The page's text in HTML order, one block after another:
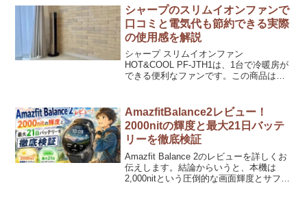
して冷却性能がどれほどのものか気にな
っている方も多いはず...
シャープのスリムイオンファンで
口コミと電気代も節約できる実際
の使用感を解説
シャープ スリムイオンファン
HOT&COOL PF-JTH1は、1台で冷暖房が
できる便利なファンです。この商品は、
の性能と使いやすさを評価しています。
以下に、この商品...
AmazfitBalance2レビュー！
2000nitの輝度と最大21日バッテ
リーを徹底検証
Amazfit Balance 2のレビューを詳しくお
伝えします。結論からいうと、本機は
2,000nitという圧倒的な画面輝度とサファ